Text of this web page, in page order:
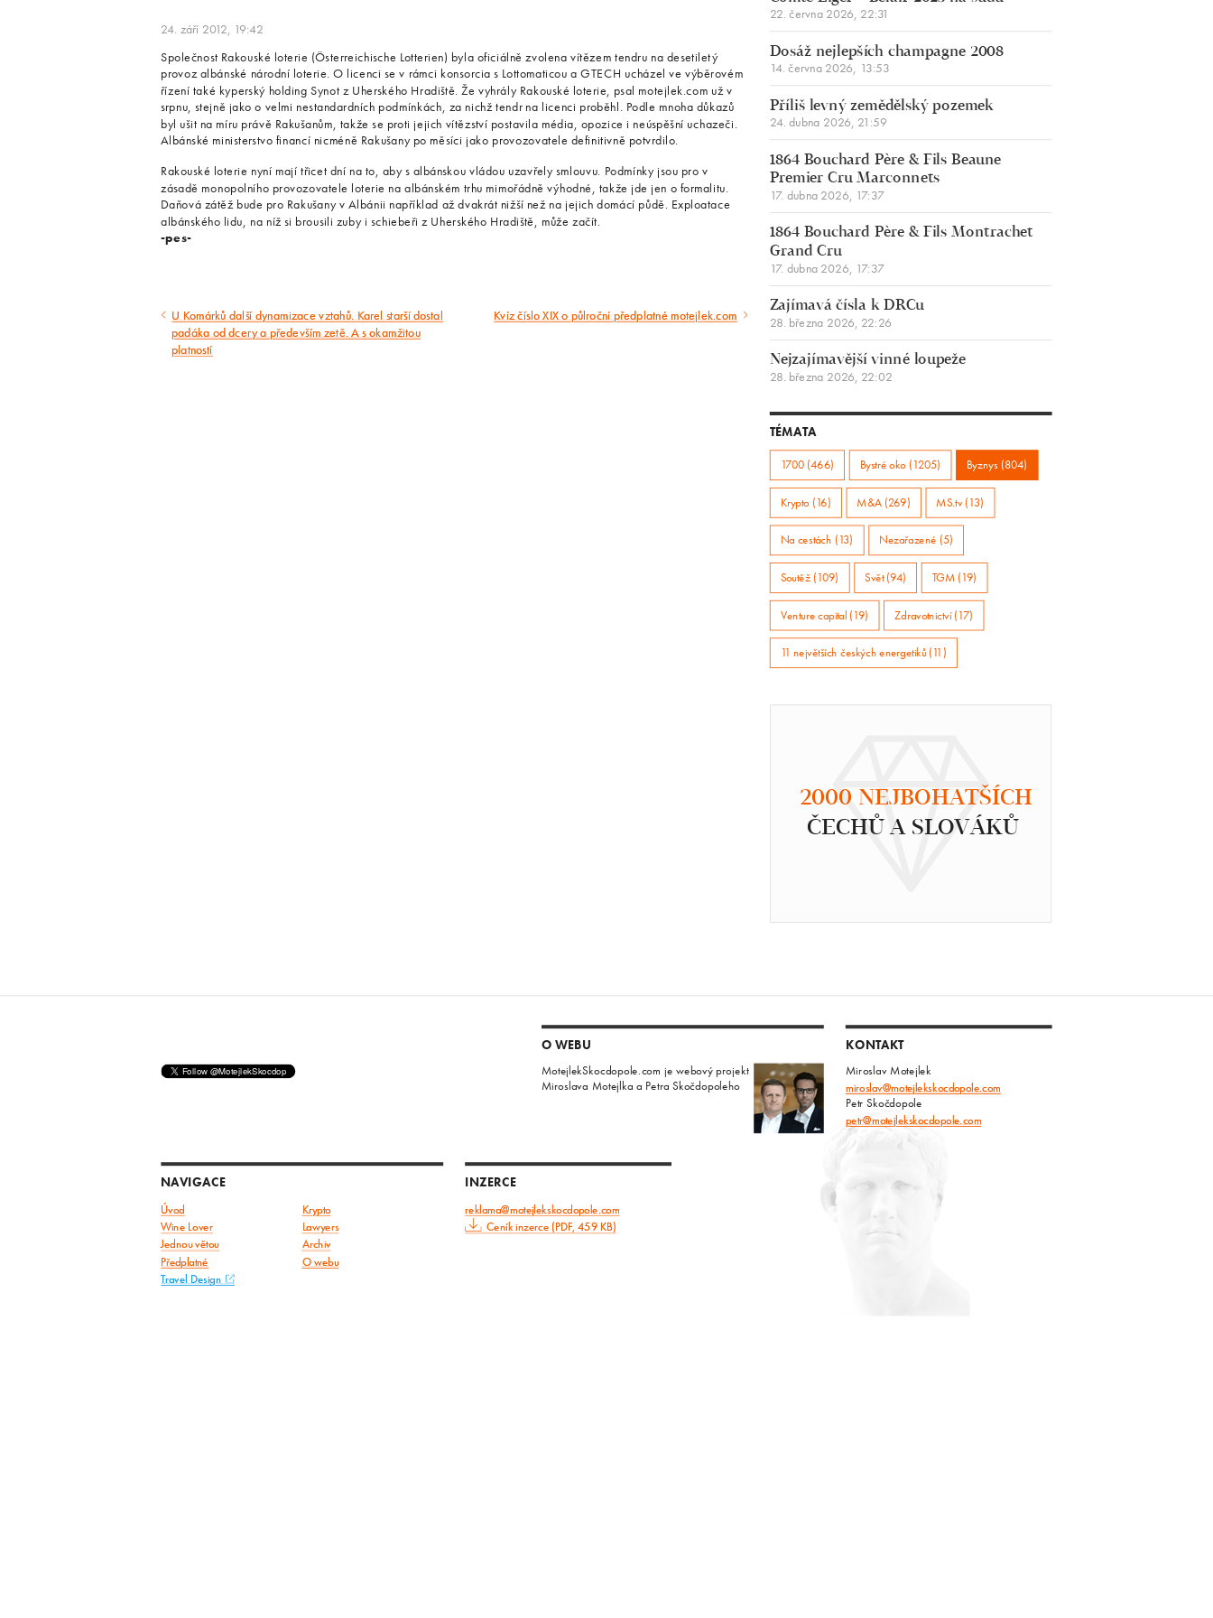
24. září 2012, 19:42
Společnost Rakouské loterie (Österreichische Lotterien) byla oficiálně zvolena vítězem tendru na desetiletý
provoz albánské národní loterie. O licenci se v rámci konsorcia s Lottomaticou a GTECH ucházel ve výběrovém
řízení také kyperský holding Synot z Uherského Hradiště. Že vyhrály Rakouské loterie, psal motejlek.com už v
srpnu, stejně jako o velmi nestandardních podmínkách, za nichž tendr na licenci proběhl. Podle mnoha důkazů
byl ušit na míru právě Rakušanům, takže se proti jejich vítězství postavila média, opozice i neúspěšní uchazeči.
Albánské ministerstvo financí nicméně Rakušany po měsíci jako provozovatele definitivně potvrdilo.
Rakouské loterie nyní mají třicet dní na to, aby s albánskou vládou uzavřely smlouvu. Podmínky jsou pro v
zásadě monopolního provozovatele loterie na albánském trhu mimořádně výhodné, takže jde jen o formalitu.
Daňová zátěž bude pro Rakušany v Albánii například až dvakrát nižší než na jejich domácí půdě. Exploatace
albánského lidu, na níž si brousili zuby i schiebeři z Uherského Hradiště, může začít.
-pes-
Předcházející
článek
U Komárků další dynamizace vztahů. Karel starší dostal
padáka od dcery a především zetě. A s okamžitou
platností
Následující
Kvíz číslo XIX o půlroční předplatné motejlek.com
22. června 2026, 22:31
Dosáž nejlepších champagne 2008
14. června 2026, 13:53
Příliš levný zemědělský pozemek
24. dubna 2026, 21:59
1864 Bouchard Père & Fils Beaune
Premier Cru Marconnets
17. dubna 2026, 17:37
1864 Bouchard Père & Fils Montrachet
Grand Cru
17. dubna 2026, 17:37
Zajímavá čísla k DRCu
28. března 2026, 22:26
Nejzajímavější vinné loupeže
28. března 2026, 22:02
TÉMATA
1700 (466) Bystré oko (1205) Byznys (804)
Krypto (16) M&A (269) MS.tv (13)
Na cestách (13) Nezařazené (5)
Soutěž (109) Svět (94) TGM (19)
Venture capital (19) Zdravotnictví (17)
11 největších českých energetiků (11)
2000 NEJBOHATŠÍCH
ČECHŮ A SLOVÁKŮ
O WEBU
MotejlekSkocdopole.com je webový projekt
Miroslava Motejlka a Petra Skočdopoleho
KONTAKT
Miroslav Motejlek
miroslav@motejlekskocdopole.com
Petr Skočdopole
petr@motejlekskocdopole.com
NAVIGACE
Úvod Krypto
Wine Lover
Lawyers
Jednou větou
Archiv
Předplatné O webu
Travel Design
INZERCE
reklama@motejlekskocdopole.com
Ceník inzerce (PDF, 459 KB)